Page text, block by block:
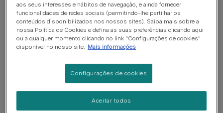
PRO PLAN VETERINARY DIETS Feline NF
Renal Function ADVANCED CARE Saquetas
com Salmão
Formatos disponíveis: 10x85g
Alimento dietético completo húmido para gatos
aos seus interesses e hábitos de navegação, e ainda fornecer
funcionalidades de redes sociais (permitindo-lhe partilhar os
conteúdos disponibilizados nos nossos sites). Saiba mais sobre a
nossa Política de Cookies e defina as suas preferências clicando aqui
ou a qualquer momento clicando no link "Configurações de cookies"
disponível no nosso site. Mais informações
Configurações de cookies
Aceitar todos